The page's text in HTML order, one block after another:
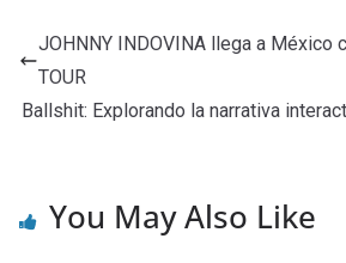
JOHNNY INDOVINA llega a México
TOUR
Ballshit: Explorando la narrativa
You May Also Like